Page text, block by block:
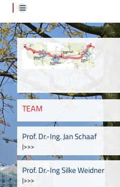
TEAM
Prof. Dr.-Ing. Jan Schaaf
|>>>
Prof. Dr.-Ing Silke Weidner
|>>>